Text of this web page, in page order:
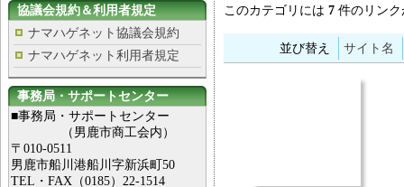
協議会規約＆利用者規定
ナマハゲネット協議会規約
ナマハゲネット利用者規定
事務局・サポートセンター
■事務局・サポートセンター
（男鹿市商工会内）
〒010-0511
男鹿市船川港船川字新浜町50
TEL・FAX（0185）22-1514
このカテゴリには 7 件のリン
並び替え サイト名